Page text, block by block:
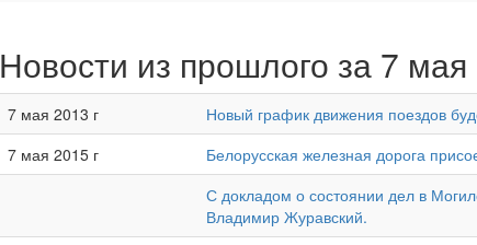
Новости из прошлого за 7 мая
7 мая 2013 г
Новый график движения поездов
7 мая 2015 г
Белорусская железная дорога
С докладом о состоянии дел в
Владимир Журавский.